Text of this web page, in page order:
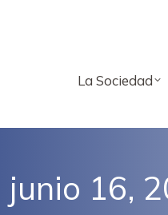
La Sociedad
junio 16,